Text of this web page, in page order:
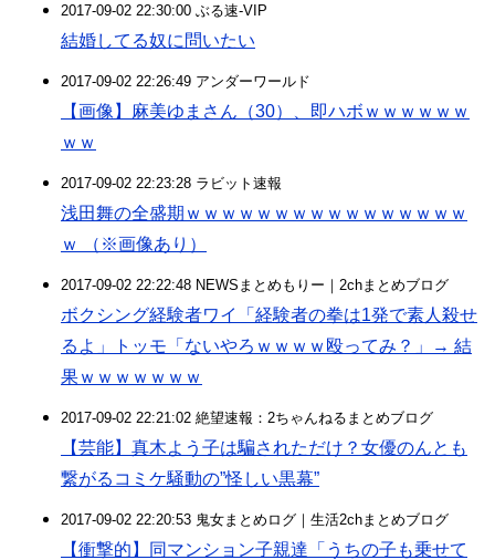
2017-09-02 22:30:00 ぶる速-VIP
結婚してる奴に問いたい
2017-09-02 22:26:49 アンダーワールド
【画像】麻美ゆまさん（30）、即ハボｗｗｗｗｗｗ
ｗｗ
2017-09-02 22:23:28 ラビット速報
浅田舞の全盛期ｗｗｗｗｗｗｗｗｗｗｗｗｗｗｗｗ
ｗ （※画像あり）
2017-09-02 22:22:48 NEWSまとめもりー｜2chまとめブログ
ボクシング経験者ワイ「経験者の拳は1発で素人殺せ
るよ」トッモ「ないやろｗｗｗｗ殴ってみ？」→ 結
果ｗｗｗｗｗｗｗ
2017-09-02 22:21:02 絶望速報：2ちゃんねるまとめブログ
【芸能】真木よう子は騙されただけ？女優のんとも
繋がるコミケ騒動の”怪しい黒幕”
2017-09-02 22:20:53 鬼女まとめログ｜生活2chまとめブログ
【衝撃的】同マンション子親達「うちの子も乗せて